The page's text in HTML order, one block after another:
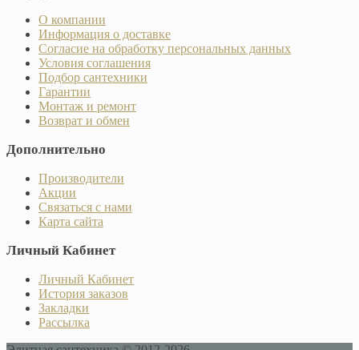
О компании
Информация о доставке
Согласие на обработку персональных данных
Условия соглашения
Подбор сантехники
Гарантии
Монтаж и ремонт
Возврат и обмен
Дополнительно
Производители
Акции
Связаться с нами
Карта сайта
Личный Кабинет
Личный Кабинет
История заказов
Закладки
Рассылка